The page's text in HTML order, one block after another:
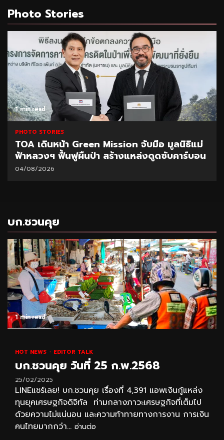
Photo Stories
1 min read
PHOTO STORIES
TOA เดินหน้า Green Mission จับมือ มูลนิธิแม่
ฟ้าหลวงฯ ฟื้นฟูผืนป่า สร้างแหล่งดูดซับคาร์บอน
04/08/2026
บก.ชวนคุย
1 min read
HOT NEWS EDITOR TALK
บก.ชวนคุย วันที่ 25 ก.พ.2568
25/02/2025
LINEแชร์เลย! บก.ชวนคุย เรื่องที่ 4,391 แอพเงินกู้แหล่ง
ทุนยุคเศรษฐกิจดิจิทัล ท่ามกลางภาวะเศรษฐกิจที่เต็มไป
ด้วยความไม่แน่นอน และความท้าทายทางการงาน การเงิน
คนไทยมากกว่า... อ่านต่อ